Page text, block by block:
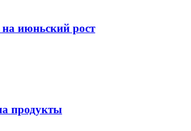
на июньский рост
продукты